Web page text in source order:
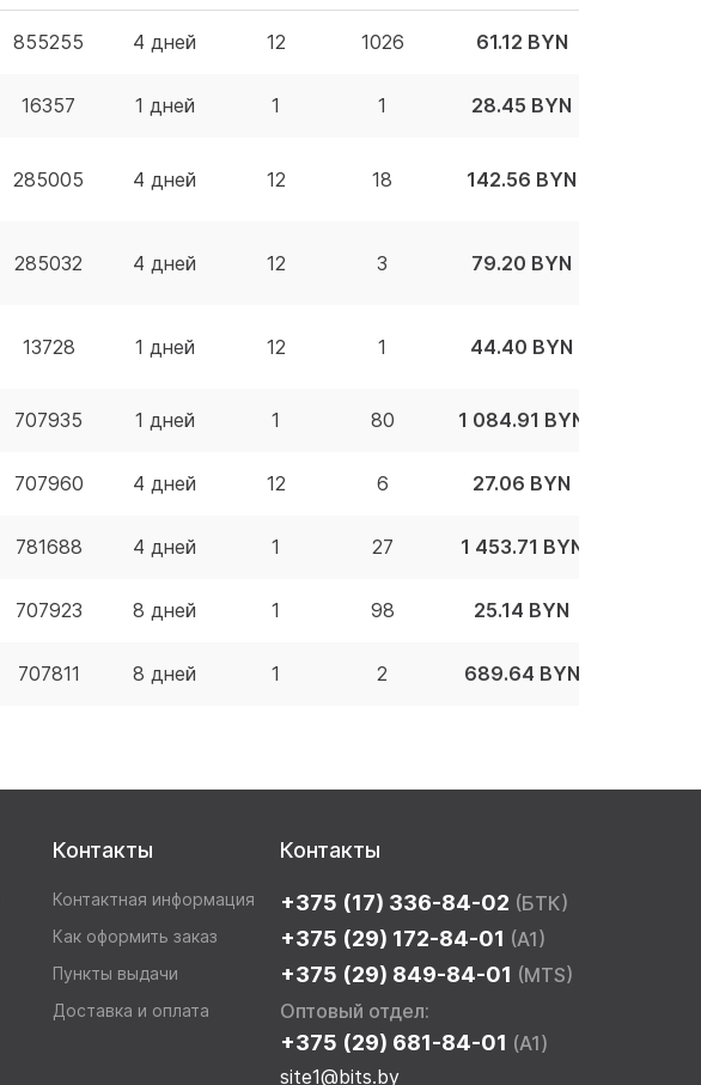
855255 4 дней 12 1026 61.12 BYN
16357 1 дней 1 1 28.45 BYN
285005 4 дней 12 18 142.56 BYN
285032 4 дней 12 3 79.20 BYN
13728 1 дней 12 1 44.40 BYN
707935 1 дней 1 80 1 084.91 BYN
707960 4 дней 12 6 27.06 BYN
781688 4 дней 1 27 1 453.71 BYN
707923 8 дней 1 98 25.14 BYN
707811 8 дней 1 2 689.64 BYN
Контакты
+375 (17) 336-84-02 (БТК)
+375 (29) 172-84-01 (A1)
+375 (29) 849-84-01 (MTS)
Оптовый отдел:
+375 (29) 681-84-01 (A1)
site1@bits.by
Контакты
Контактная информация
Как оформить заказ
Пункты выдачи
Доставка и оплата